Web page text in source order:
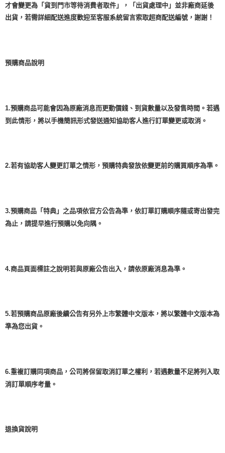
才會變更為「貨到門市等待消費者取件」，「出貨處理中」並非廠商延後
出貨，若需詳細配送進度歡迎至客服系統留言索取超商配送編號，謝謝！
預購商品說明
1.預購商品可能會因為原廠消息而更動價錢、到貨數量以及發售時間。若遇
到此情形，將以手機簡訊形式發送通知協助客人進行訂單變更或取消。
2.若有協助客人變更訂單之情形，預購特典發放依變更前的購買順序為準。
3.預購商品「特典」之品項依官方公告為準，依訂單訂購順序隨或寄出發完
為止，請提早進行預購以免向隅。
4.商品頁面標註之說明若與原廠公告出入，請依原廠消息為準。
5.若預購商品原廠後續公告有另外上市繁體中文版本，將以繁體中文版本為
準為您出貨。
6.重複訂購同項商品，公司將保留取消訂單之權利，若遇數量不足將列入取
消訂單順序考量。
退換貨說明